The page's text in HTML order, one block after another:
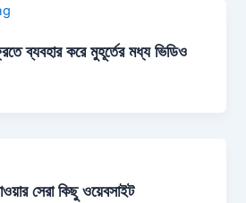
ব্যবহার করে মুহূর্তের মধ্য ভিডিও
সেরা কিছু ওয়েবসাইট